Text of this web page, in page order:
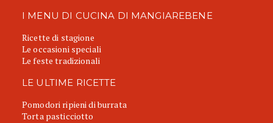
I MENU DI CUCINA DI MANGIAREBENE
Ricette di stagione
Le occasioni speciali
Le feste tradizionali
LE ULTIME RICETTE
Pomodori ripieni di burrata
Torta pasticciotto